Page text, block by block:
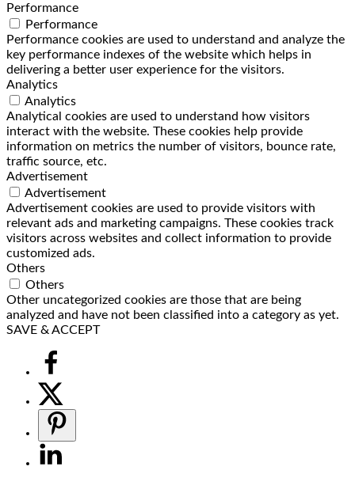
Performance
Performance
Performance cookies are used to understand and analyze the
key performance indexes of the website which helps in
delivering a better user experience for the visitors.
Analytics
Analytics
Analytical cookies are used to understand how visitors
interact with the website. These cookies help provide
information on metrics the number of visitors, bounce rate,
traffic source, etc.
Advertisement
Advertisement
Advertisement cookies are used to provide visitors with
relevant ads and marketing campaigns. These cookies track
visitors across websites and collect information to provide
customized ads.
Others
Others
Other uncategorized cookies are those that are being
analyzed and have not been classified into a category as yet.
SAVE & ACCEPT